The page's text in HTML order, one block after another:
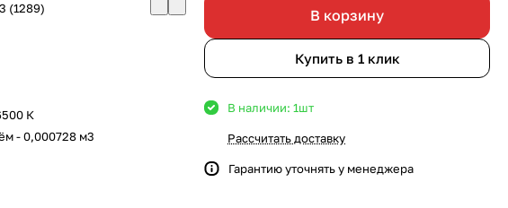
(1289)
К
- 0,000728 м3
В корзину
Купить в 1 клик
В наличии: 1шт
Рассчитать доставку
Гарантию уточнять у менеджера